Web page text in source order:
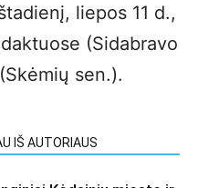
liepos 11 d.,
(Sidabravo
sen.).
IŠ AUTORIAUS